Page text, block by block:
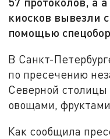
киосков вывезли
помощью
В Санкт-
по пресечению
Северной столицы
овощами,
Как сообщила